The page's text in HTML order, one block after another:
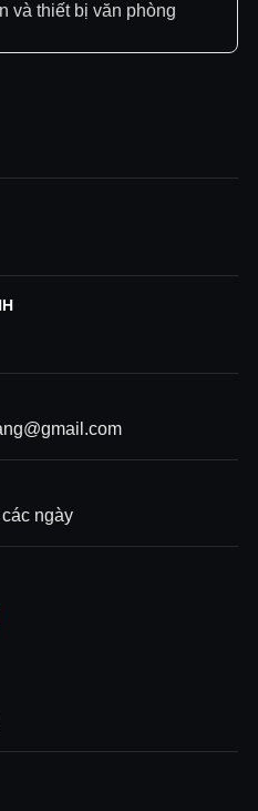
và thiết bị văn phòng
ngày